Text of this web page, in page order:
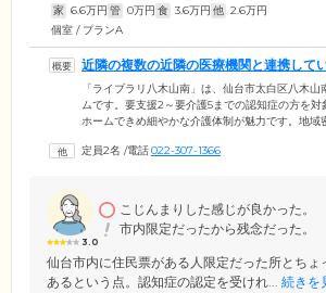
家 6.6万円 管 0万円 食 3.6万円 他 2.6万円
個室 / プランA
近隣の複数の近隣の医療機関と連携して
「ライブラリ八木山南」は、仙台市太白区八木
ムです。要支援2～要介護5までの認知症の方を対
ホームできめ細やかな介護体制が魅力です。地域
では、認知症症状に対する適切なケアを行えるよ
訪問歯科、看護師の訪問を受けながらお過ごしい
定員2名 /電話022-307-1366
3.0
こじんまりした感じが良かった。
市内限定だったから残念だった。
仙台市内に住民票がある人限定だった所とちょ
あるという点。認知症の認定を受けれ... 続きを